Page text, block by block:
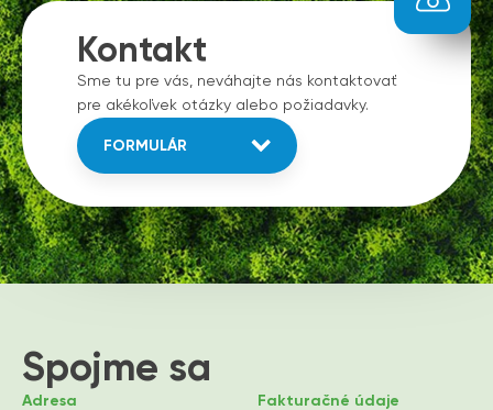
Kontakt
Sme tu pre vás, neváhajte nás kontaktovať
pre akékoľvek otázky alebo požiadavky.
FORMULÁR
Spojme sa
Adresa
Fakturačné údaje